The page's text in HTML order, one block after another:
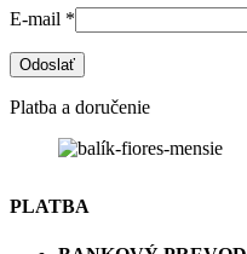
E-mail *
Platba a doručenie
PLATBA